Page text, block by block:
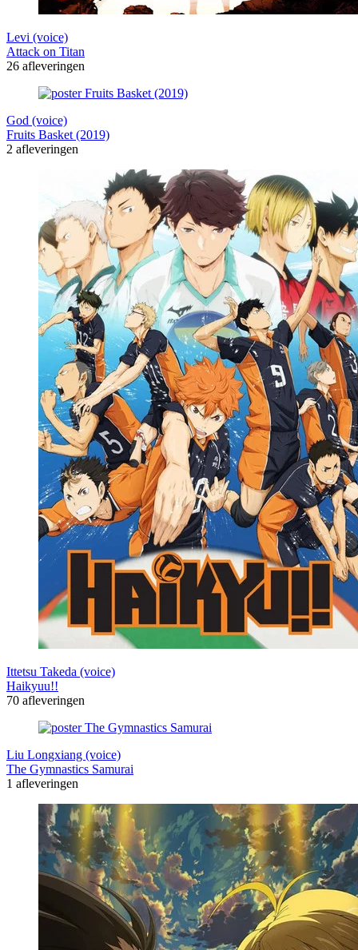
Levi (voice)
Attack on Titan
26 afleveringen
God (voice)
Fruits Basket (2019)
2 afleveringen
Ittetsu Takeda (voice)
Haikyuu!!
70 afleveringen
Liu Longxiang (voice)
The Gymnastics Samurai
1 afleveringen